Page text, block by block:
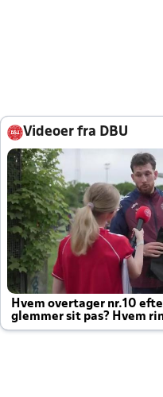
Videoer fra DBU
Hvem overtager nr.10
glemmer sit pas? Hvem
altid til efter kampe?